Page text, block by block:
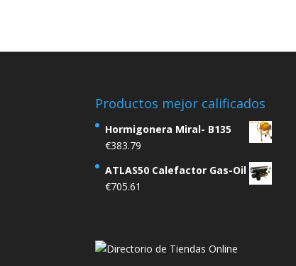
Productos mejor calificados
Hormigonera Miral- B135
€383.79
ATLAS50 Calefactor Gas-Oil
€705.61